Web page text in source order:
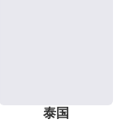
泰国